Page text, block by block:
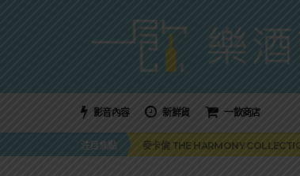
影音內容 新鮮貨 一飲商店
注目焦點
美國正式恢復蘇格蘭威士忌零關稅！烈
麥卡倫 THE HARMONY
角嗨尬炸物X爽快這一步，角瓶攜手頂